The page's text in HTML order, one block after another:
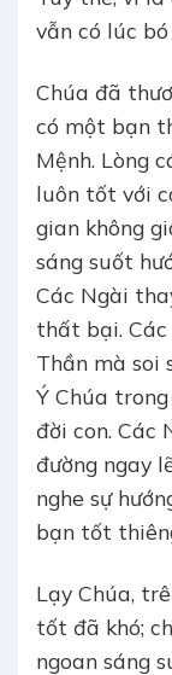
vẫn có lúc
Chúa đã
có một bạn
Mệnh. Lòng
luôn tốt với
gian không
sáng suốt
Các Ngài
thất bại.
Thần mà soi
Ý Chúa
đời con. Các
đường ngay
nghe sự
bạn tốt
Lạy Chúa,
tốt đã khó;
ngoan sáng